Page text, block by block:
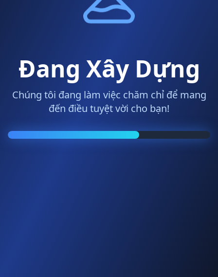
Đang Xây Dựng
Chúng tôi đang làm việc chăm chỉ để mang
đến điều tuyệt vời cho bạn!